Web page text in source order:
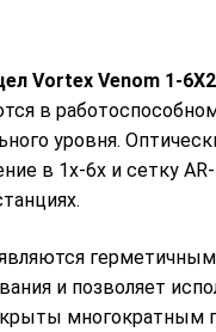
Vortex Venom 1-
в
уровня.
в 1x-6x и сетку
и позволяет